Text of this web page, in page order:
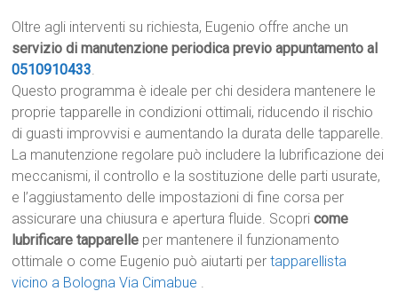
Oltre agli interventi su richiesta, Eugenio offre anche un
servizio di manutenzione periodica previo appuntamento al
0510910433.
Questo programma è ideale per chi desidera mantenere le
proprie tapparelle in condizioni ottimali, riducendo il rischio
di guasti improvvisi e aumentando la durata delle tapparelle.
La manutenzione regolare può includere la lubrificazione dei
meccanismi, il controllo e la sostituzione delle parti usurate,
e l’aggiustamento delle impostazioni di fine corsa per
assicurare una chiusura e apertura fluide. Scopricome
lubrificare tapparelle per mantenere il funzionamento
ottimale o come Eugenio può aiutarti pertapparellista
vicino a Bologna Via Cimabue .